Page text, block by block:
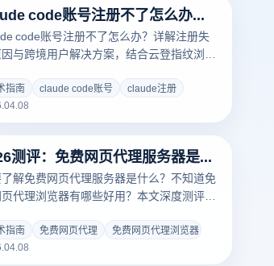
claude code账号注册不了怎么办？跨境用户注册难点解析与稳定解决方案
code账号注册不了怎么办？详解注册失
与跨境用户解决方案，结合云登指纹浏览
指南 claude code账号
claude注册
2026测评：免费网页代理服务器是什么？免费网页代理浏览器有哪些好用？
解免费网页代理服务器是什么？不知道免
代理浏览器有哪些好用？本文深度测评主
风险。结合云登指纹浏览器的底层隔离技
您如何低成本搭建纯净、防关联的多账号
指南 免费网页代理
免费网页代理浏览器